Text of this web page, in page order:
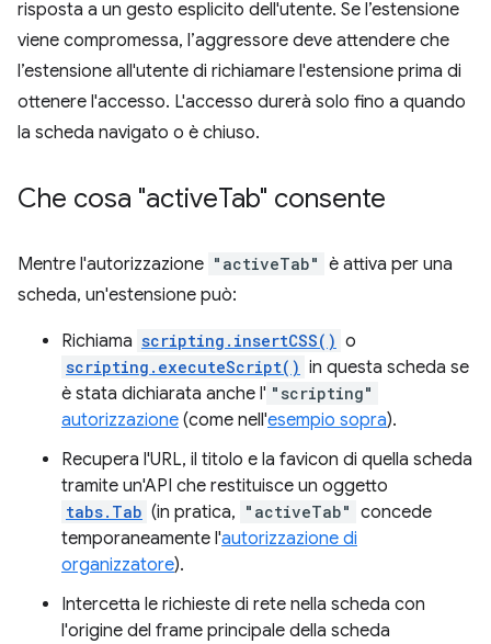
risposta a un gesto esplicito dell'utente. Se l’estensione
viene compromessa, l’aggressore deve attendere che
l’estensione all'utente di richiamare l'estensione prima di
ottenere l'accesso. L'accesso durerà solo fino a quando
la scheda navigato o è chiuso.
Che cosa "activeTab" consente
Mentre l'autorizzazione "activeTab" è attiva per una
scheda, un'estensione può:
Richiama scripting.insertCSS() o
scripting.executeScript() in questa scheda se
è stata dichiarata anche l' "scripting"
autorizzazione (come nell'esempio sopra).
Recupera l'URL, il titolo e la favicon di quella scheda
tramite un'API che restituisce un oggetto
tabs.Tab (in pratica, "activeTab" concede
temporaneamente l'autorizzazione di
organizzatore).
Intercetta le richieste di rete nella scheda con
l'origine del frame principale della scheda